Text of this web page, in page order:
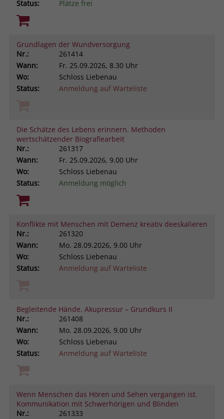
Status: Plätze frei
Grundlagen der Wundversorgung
Nr.:
261414
Wann:
Fr. 25.09.2026, 8.30 Uhr
Wo:
Schloss Liebenau
Status:
Anmeldung auf Warteliste
Die Schätze des Lebens erinnern. Methoden
wertschätzender Biografiearbeit
Nr.:
261317
Wann:
Fr. 25.09.2026, 9.00 Uhr
Wo:
Schloss Liebenau
Status:
Anmeldung möglich
Konflikte mit Menschen mit Demenz kreativ deeskalieren
Nr.:
261320
Wann:
Mo. 28.09.2026, 9.00 Uhr
Wo:
Schloss Liebenau
Status:
Anmeldung auf Warteliste
Begleitende Hände. Akupressur – Grundkurs II
Nr.:
261408
Wann:
Mo. 28.09.2026, 9.00 Uhr
Wo:
Schloss Liebenau
Status:
Anmeldung auf Warteliste
Wenn Menschen das Hören und Sehen vergangen ist.
Kommunikation mit Schwerhörigen und Blinden
Nr.:
261333